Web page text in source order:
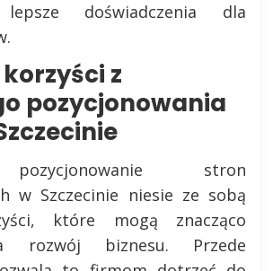
lepsze doświadczenia dla
z
pozycjonowania
stron
w Szczecinie niesie ze sobą
które mogą znacząco
rozwój biznesu. Przede